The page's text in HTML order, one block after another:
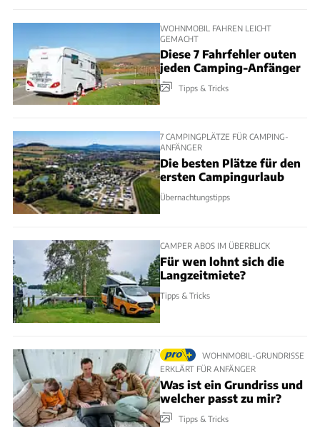
WOHNMOBIL FAHREN LEICHT
GEMACHT
Diese 7 Fahrfehler outen
jeden Camping-Anfänger
Tipps & Tricks
7 CAMPINGPLÄTZE FÜR CAMPING-
ANFÄNGER
Die besten Plätze für den
ersten Campingurlaub
Übernachtungstipps
CAMPER ABOS IM ÜBERBLICK
Für wen lohnt sich die
Langzeitmiete?
Tipps & Tricks
WOHNMOBIL-GRUNDRISSE
ERKLÄRT FÜR ANFÄNGER
Was ist ein Grundriss und
welcher passt zu mir?
Tipps & Tricks